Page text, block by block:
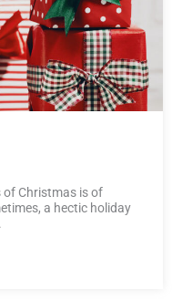
of Christmas is of
a hectic holiday